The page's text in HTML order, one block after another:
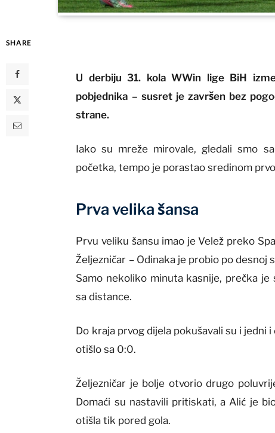
SHARE
U derbiju 31. kola WWin lige BiH
pobjednika – susret je završen bez
strane.
Iako su mreže mirovale, gledali smo
početka, tempo je porastao sredinom
Prva velika šansa
Prvu veliku šansu imao je Velež preko
Željezničar – Odinaka je probio po desnoj
Samo nekoliko minuta kasnije, prečka je
sa distance.
Do kraja prvog dijela pokušavali su i jedni
otišlo sa 0:0.
Željezničar je bolje otvorio drugo
Domaći su nastavili pritiskati, a Alić je
otišla tik pored gola.